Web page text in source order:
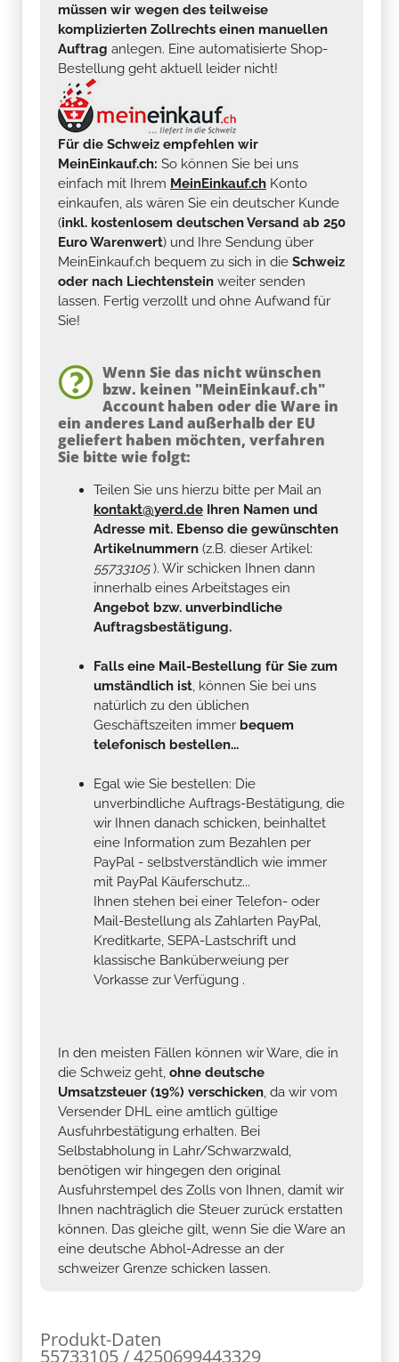
müssen wir wegen des teilweise
komplizierten Zollrechts einen manuellen
Auftrag anlegen. Eine automatisierte Shop-
Bestellung geht aktuell leider nicht!
Für die Schweiz empfehlen wir
MeinEinkauf.ch: So können Sie bei uns
einfach mit Ihrem MeinEinkauf.ch Konto
einkaufen, als wären Sie ein deutscher Kunde
(inkl. kostenlosem deutschen Versand ab 250
Euro Warenwert) und Ihre Sendung über
MeinEinkauf.ch bequem zu sich in die Schweiz
oder nach Liechtenstein weiter senden
lassen. Fertig verzollt und ohne Aufwand für
Sie!
Wenn Sie das nicht wünschen
bzw. keinen "MeinEinkauf.ch"
Account haben oder die Ware in
ein anderes Land außerhalb der EU
geliefert haben möchten, verfahren
Sie bitte wie folgt:
Teilen Sie uns hierzu bitte per Mail an
kontakt@yerd.de Ihren Namen und
Adresse mit. Ebenso die gewünschten
Artikelnummern (z.B. dieser Artikel:
55733105). Wir schicken Ihnen dann
innerhalb eines Arbeitstages ein
Angebot bzw. unverbindliche
Auftragsbestätigung.
Falls eine Mail-Bestellung für Sie zum
umständlich ist, können Sie bei uns
natürlich zu den üblichen
Geschäftszeiten immer bequem
telefonisch bestellen...
Egal wie Sie bestellen: Die
unverbindliche Auftrags-Bestätigung, die
wir Ihnen danach schicken, beinhaltet
eine Information zum Bezahlen per
PayPal - selbstverständlich wie immer
mit PayPal Käuferschutz...
Ihnen stehen bei einer Telefon- oder
Mail-Bestellung als Zahlarten PayPal,
Kreditkarte, SEPA-Lastschrift und
klassische Banküberweiung per
Vorkasse zur Verfügung .
In den meisten Fällen können wir Ware, die in
die Schweiz geht, ohne deutsche
Umsatzsteuer (19%) verschicken, da wir vom
Versender DHL eine amtlich gültige
Ausfuhrbestätigung erhalten. Bei
Selbstabholung in Lahr/Schwarzwald,
benötigen wir hingegen den original
Ausfuhrstempel des Zolls von Ihnen, damit wir
Ihnen nachträglich die Steuer zurück erstatten
können. Das gleiche gilt, wenn Sie die Ware an
eine deutsche Abhol-Adresse an der
schweizer Grenze schicken lassen.
Produkt-Daten
55733105 / 4250699443329